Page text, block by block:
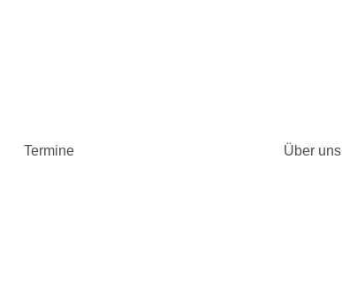
Termine Über uns